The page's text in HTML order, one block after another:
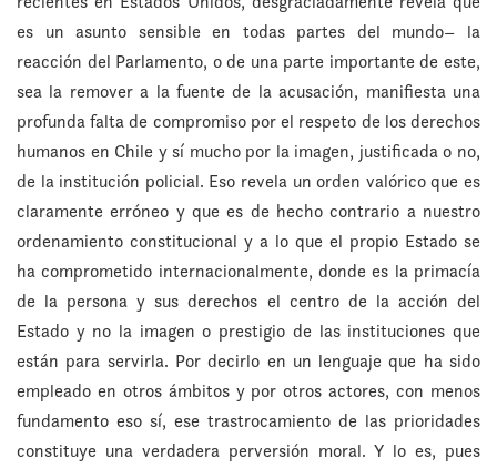
es un asunto sensible en todas partes del mundo– la
reacción del Parlamento, o de una parte importante de este,
sea la remover a la fuente de la acusación, manifiesta una
profunda falta de compromiso por el respeto de los derechos
humanos en Chile y sí mucho por la imagen, justificada o no,
de la institución policial. Eso revela un orden valórico que es
claramente erróneo y que es de hecho contrario a nuestro
ordenamiento constitucional y a lo que el propio Estado se
ha comprometido internacionalmente, donde es la primacía
de la persona y sus derechos el centro de la acción del
Estado y no la imagen o prestigio de las instituciones que
están para servirla. Por decirlo en un lenguaje que ha sido
empleado en otros ámbitos y por otros actores, con menos
fundamento eso sí, ese trastrocamiento de las prioridades
constituye una verdadera perversión moral. Y lo es, pues